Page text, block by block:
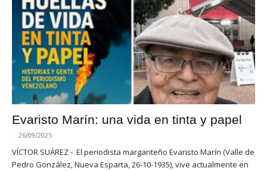
Evaristo Marín: una vida en tinta y papel
- 26/09/2025
VÍCTOR SUÁREZ - El periodista margariteño Evaristo Marín (Valle de
Pedro González, Nueva Esparta, 26-10-1935), vive actualmente en